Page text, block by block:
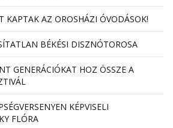
KAPTAK AZ OROSHÁZI ÓVODÁSOK!
BÉKÉSI DISZNÓTOROSA
GENERÁCIÓKAT HOZ ÖSSZE A
KÉPVISELI
FLÓRA